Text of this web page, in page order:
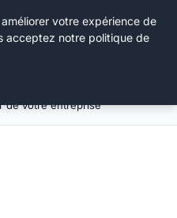
bâtir une communauté
de votre entreprise
votre expérience de
acceptez notre politique de